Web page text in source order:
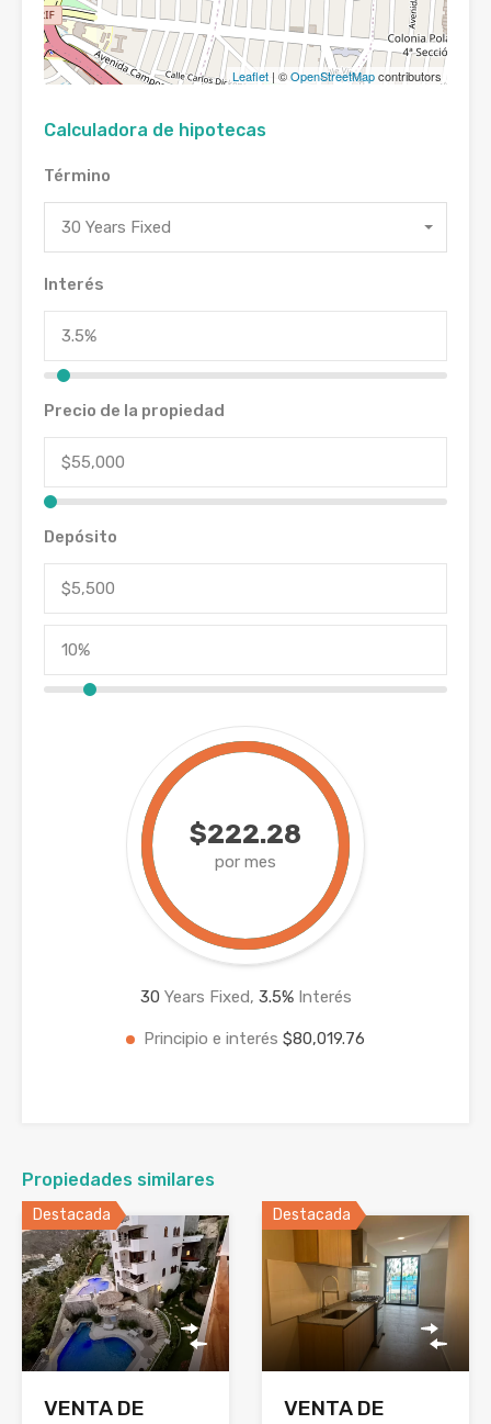
Leaflet | ©OpenStreetMapcontributors
Calculadora de hipotecas
Término
30 Years Fixed
Interés
Precio de la propiedad
Depósito
$222.28
por mes
30 Years Fixed, 3.5%Interés
Principio e interés $80,019.76
Propiedades similares
Destacada
VENTA DE
Destacada
VENTA DE